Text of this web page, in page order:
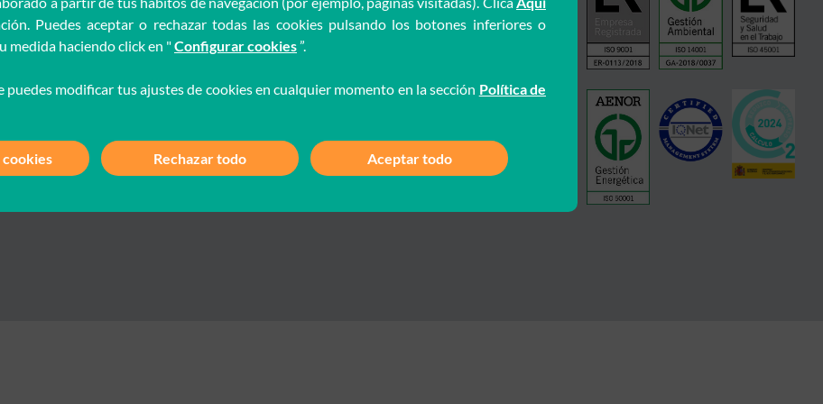
Sitemap
Cookies policy
Guía buenas prácticas
Internal Channel
Puedes aceptar o rechazar todas las cookies pulsando los botones inferiores o
medida haciendo click en "Configurar cookies”.
puedes modificar tus ajustes de cookies en cualquier momento en la sección Política de